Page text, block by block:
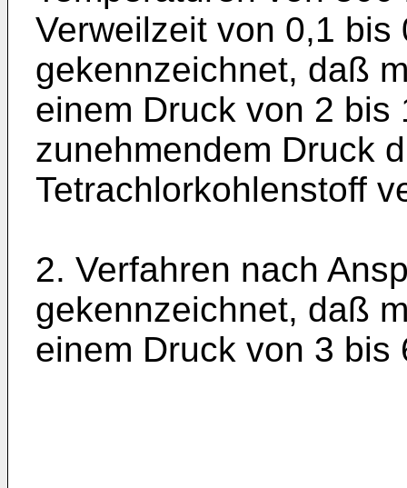
Verweilzeit von 0,1 bis
gekennzeichnet, daß
einem Druck von 2 bis
zunehmendem Druck
Tetrachlorkohlenstoff
2. Verfahren nach
gekennzeichnet, daß
einem Druck von 3 bis